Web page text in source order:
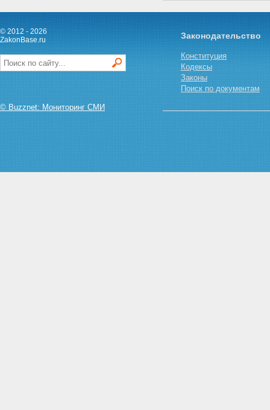
© 2012 - 2026
ZakonBase.ru
© Buzznet: Мониторинг СМИ
Законодательство
Конституция
Кодексы
Законы
Поиск по документам